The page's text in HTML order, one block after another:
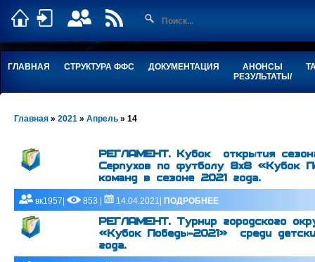
ГЛАВНАЯ СТРУКТУРА ФФС ДОКУМЕНТАЦИЯ
АНОНСЫ
РЕЗУЛЬТАТЫ/
Главная » 2021 » Апрель » 14
РЕГЛАМЕНТ. Кубок открытия
Серпухов по футболу 8х8 «Кубок
команд в сезоне 2021 года.
вк1957| 853 | 14.04.2021| ПОДРОБНЕЕ
РЕГЛАМЕНТ. Турнир городского
«Кубок Победы-2021» среди
года.